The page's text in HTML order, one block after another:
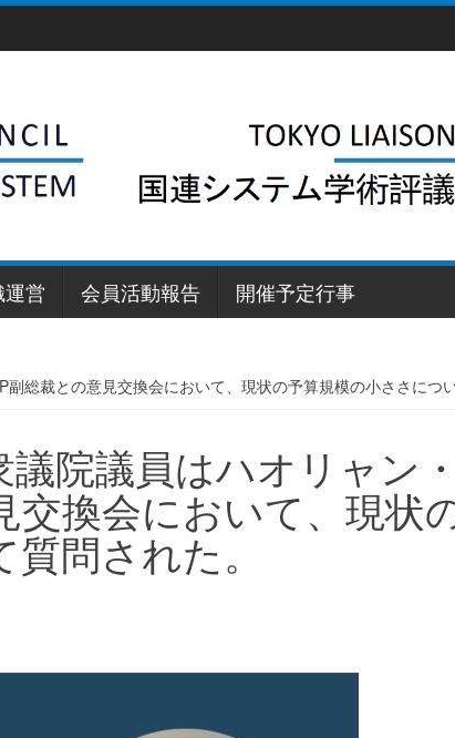
営 会員活動報告 開催予定行事
総裁との意見交換会において、現状の予算規模の小ささにつ
院議員はハオリャン・
交換会において、現状
問された。